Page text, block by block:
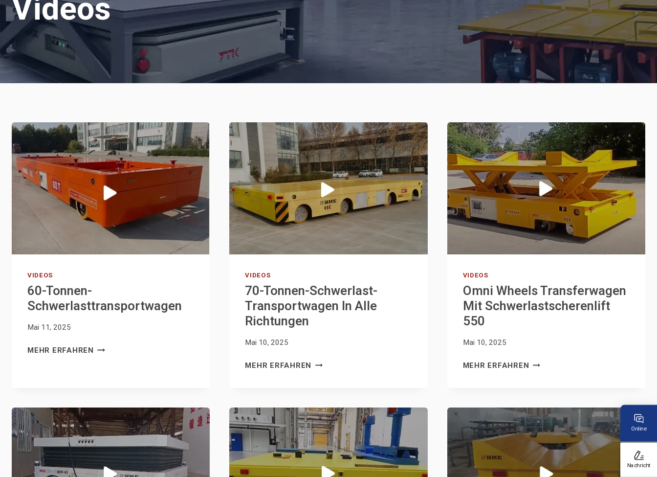
Videos
VIDEOS
60-Tonnen-
Schwerlasttransportwagen
Mai 11, 2025
MEHR ERFAHREN 60-
VIDEOS
70-Tonnen-Schwerlast-
Transportwagen In Alle
Richtungen
Mai 10, 2025
MEHR ERFAHREN 70-
IN
ALLE
RICHTUNGEN
VIDEOS
Omni Wheels Transferwagen
Mit Schwerlastscherenlift
550
Mai 10, 2025
MEHR ERFAHREN OMNI
SCHWERLASTSCHERENLIFT
550
Online
Nachricht